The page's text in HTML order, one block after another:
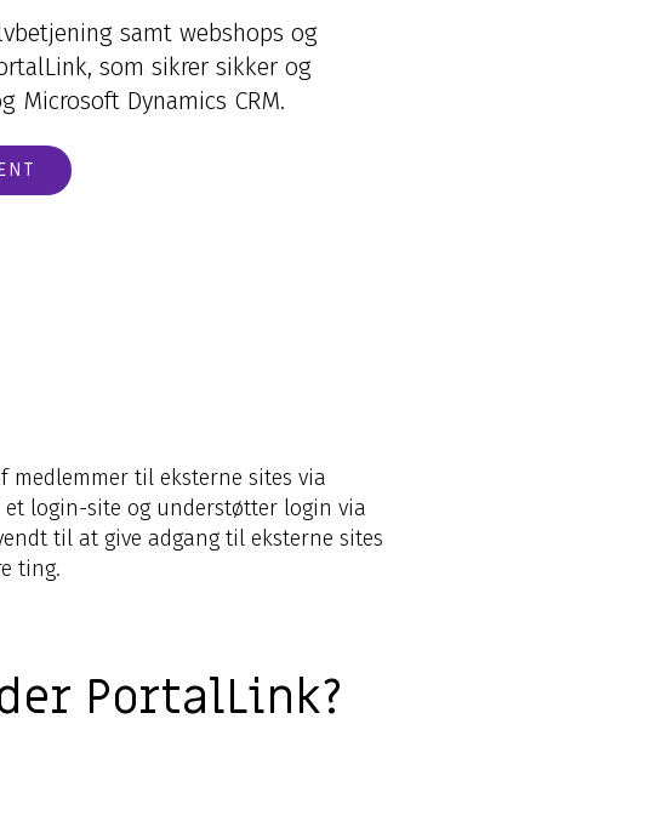
samt webshops og
som sikrer sikker og
Dynamics CRM.
til eksterne sites via
et login-site og understøtter login via
til at give adgang til eksterne sites
ting.
PortalLink?